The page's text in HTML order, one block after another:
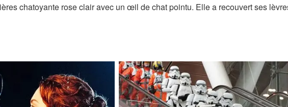
chatoyante rose clair avec un œil de chat pointu. Elle a recouvert ses